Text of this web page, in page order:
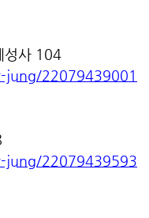
성사 104
22079439001
jung/22079439593